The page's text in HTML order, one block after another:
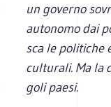
un governo
auto­nomo dai
sca le poli­ti­che
cul­tu­rali. Ma la
goli paesi.